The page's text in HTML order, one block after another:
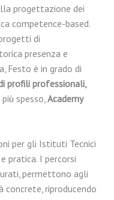
progettazione dei
competence-based.
di
presenza e
Festo è in grado di
profili professionali,
spesso, Academy
per gli Istituti Tecnici
pratica. I percorsi
permettono agli
riproducendo